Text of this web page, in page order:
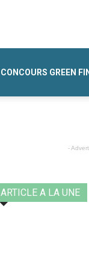
CONCOURS GREEN
-
ARTICLE A LA UNE